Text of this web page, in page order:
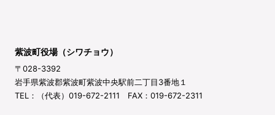
紫波町役場（シワチョウ）
〒028-3392
岩手県紫波郡紫波町紫波中央駅前二丁目3番地１
TEL：（代表）019-672-2111 FAX：019-672-2311